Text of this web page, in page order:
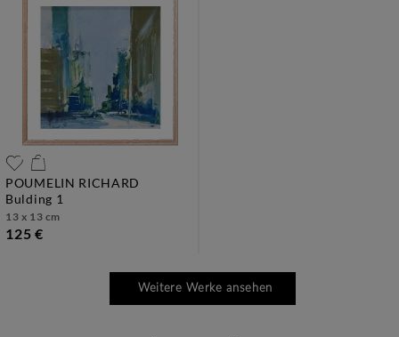
POUMELIN RICHARD
bulding 1
13 x 13 cm
125 €
Weitere Werke ansehen